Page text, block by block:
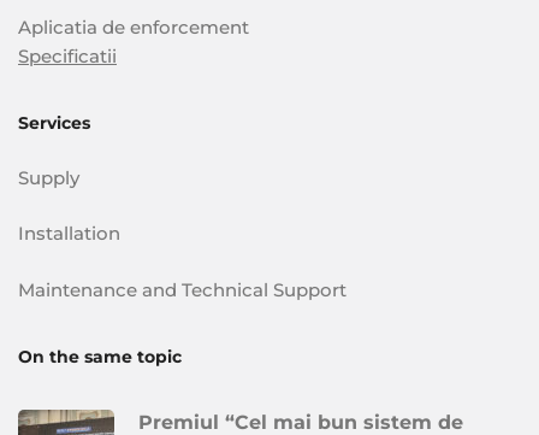
Aplicatia de enforcement
Specificatii
Services
Supply
Installation
Maintenance and Technical Support
On the same topic
Premiul “Cel mai bun sistem de